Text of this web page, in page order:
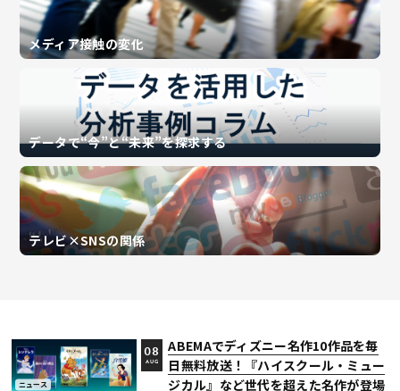
メディア接触の変化
データで“今”と“未来”を探求する
テレビ×SNSの関係
ニュース
ABEMAでディズニー名作10作品を毎
日無料放送！『ハイスクール・ミュー
ジカル』など世代を超えた名作が登場
08
AUG